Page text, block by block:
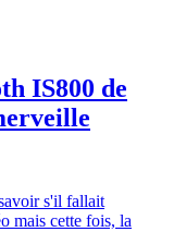
IS800 de
s'il fallait
mais cette fois, la